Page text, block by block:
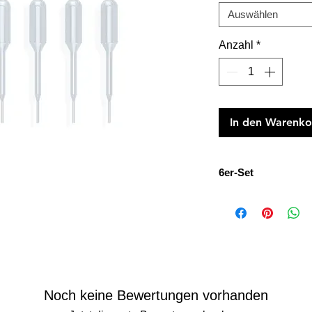
Auswählen
Anzahl *
In den
6er-Set
zählen.
Noch keine Bewertungen vorhanden